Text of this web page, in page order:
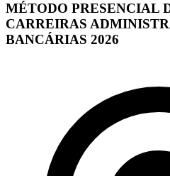
MÉTODO PRESENCIAL
CARREIRAS
BANCÁRIAS 2026